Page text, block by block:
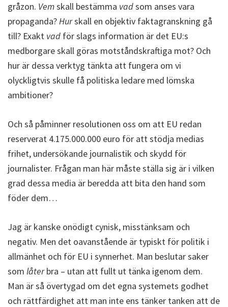
gråzon. Vemskall bestämma vadsom anses vara
propaganda?Hurskall en objektiv faktagranskning gå
till? Exakt vad för slags information är det EU:s
medborgare skall göras motståndskraftiga mot? Och
hur är dessa verktyg tänkta att fungera om vi
olyckligtvis skulle få politiska ledare med lömska
ambitioner?
Och så påminner resolutionen oss om att EU redan
reserverat 4.175.000.000 euro för att stödja medias
frihet, undersökande journalistik och skydd för
journalister. Frågan man här måste ställa sig är i vilken
grad dessa media är beredda att bita den hand som
föder dem…
Jag är kanske onödigt cynisk, misstänksam och
negativ. Men det oavanstående är typiskt för politik i
allmänhet och för EU i synnerhet. Man beslutar saker
som låterbra – utan att fullt ut tänka igenom dem.
Man är så övertygad om det egna systemets godhet
och rättfärdighet att man inte ens tänker tanken att de